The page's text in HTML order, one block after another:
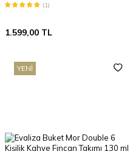
(1)
1.599,00 TL
YENI